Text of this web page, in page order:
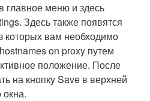
меню и здесь
Здесь также появятся
которых вам необходимо
on proxy путем
положение. После
на кнопку Save в верхней
окна.